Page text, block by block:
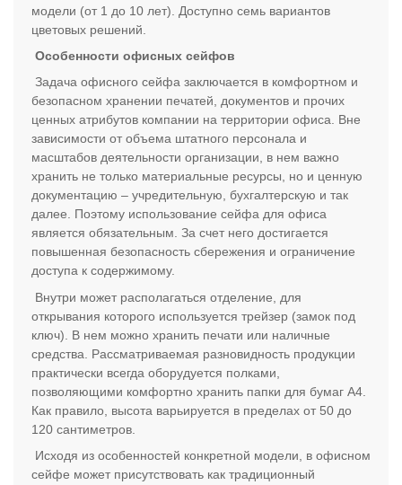
модели (от 1 до 10 лет). Доступно семь вариантов
цветовых решений.
Особенности офисных сейфов
Задача офисного сейфа заключается в комфортном и
безопасном хранении печатей, документов и прочих
ценных атрибутов компании на территории офиса. Вне
зависимости от объема штатного персонала и
масштабов деятельности организации, в нем важно
хранить не только материальные ресурсы, но и ценную
документацию – учредительную, бухгалтерскую и так
далее. Поэтому использование сейфа для офиса
является обязательным. За счет него достигается
повышенная безопасность сбережения и ограничение
доступа к содержимому.
Внутри может располагаться отделение, для
открывания которого используется трейзер (замок под
ключ). В нем можно хранить печати или наличные
средства. Рассматриваемая разновидность продукции
практически всегда оборудуется полками,
позволяющими комфортно хранить папки для бумаг А4.
Как правило, высота варьируется в пределах от 50 до
120 сантиметров.
Исходя из особенностей конкретной модели, в офисном
сейфе может присутствовать как традиционный